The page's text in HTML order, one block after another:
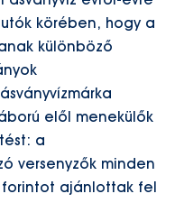
körében, hogy a
különböző
elől menekülők
a
versenyzők minden
forintot ajánlottak fel